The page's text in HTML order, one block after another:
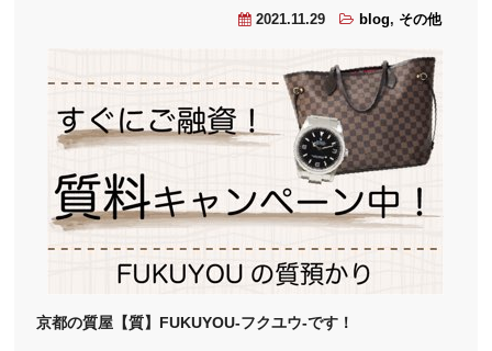
2021.11.29 blog, その他
京都の質屋【質】FUKUYOU-フクユウ-です！